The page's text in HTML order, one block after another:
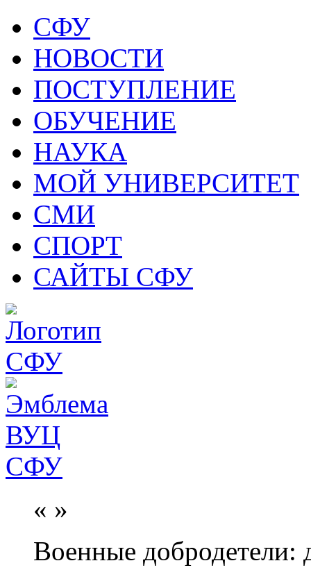
СФУ
НОВОСТИ
ПОСТУПЛЕНИЕ
ОБУЧЕНИЕ
НАУКА
МОЙ УНИВЕРСИТЕТ
СМИ
СПОРТ
САЙТЫ СФУ
« »
Военные добродетели: